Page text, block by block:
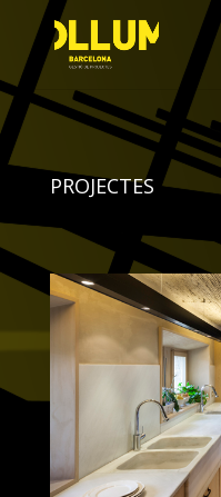
PROJECTES